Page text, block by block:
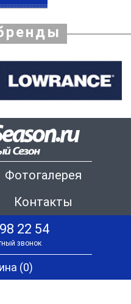
Фотогалерея
Контакты
22 54
звонок
(0)